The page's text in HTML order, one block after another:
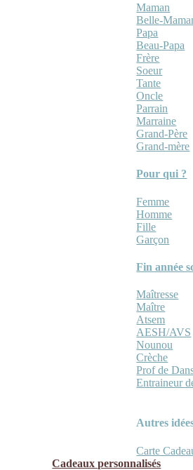
Maman
Belle-
Papa
Beau-Papa
Frère
Soeur
Tante
Oncle
Parrain
Marraine
Grand-Père
Grand-mère
Pour qui ?
Femme
Homme
Fille
Garçon
Fin année
Maîtresse
Maître
Atsem
AESH/AVS
Nounou
Crèche
Prof de
Entraineur
Autres
Carte
Cadeaux personnalisés